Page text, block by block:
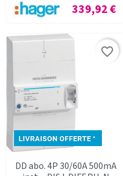
Prix
339,92 €
DD abo. 4P 30/60A 500mA
favorite_border